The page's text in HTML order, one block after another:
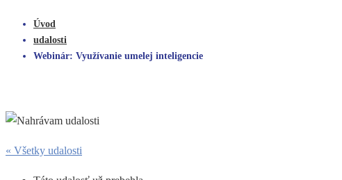
Úvod
udalosti
Webinár: Využívanie umelej inteligencie
« Všetky udalosti